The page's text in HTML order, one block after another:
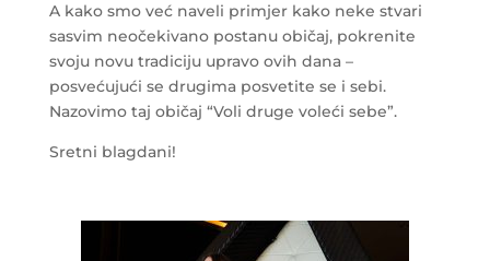
A kako smo već naveli primjer kako neke stvari
sasvim neočekivano postanu običaj, pokrenite
svoju novu tradiciju upravo ovih dana –
posvećujući se drugima posvetite se i sebi.
Nazovimo taj običaj “Voli druge voleći sebe”.
Sretni blagdani!